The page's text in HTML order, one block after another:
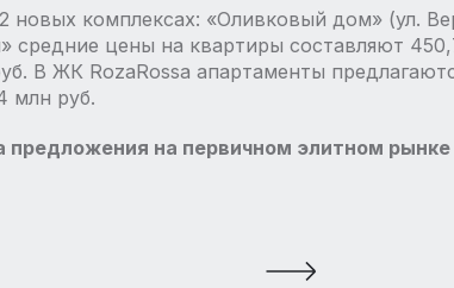
новых комплексах: «Оливковый дом» (ул.
средние цены на квартиры составляют
В ЖК RozaRossa апартаменты
млн руб.
на первичном элитном